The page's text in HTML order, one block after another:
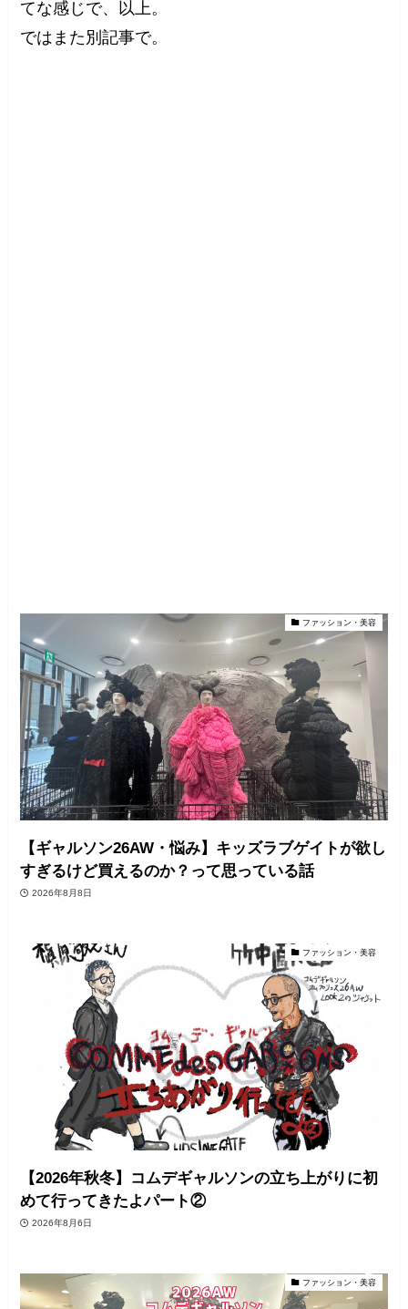
てな感じで、以上。
ではまた別記事で。
ファッション・美容
【ギャルソン26AW・悩み】キッズラブゲイトが欲し
すぎるけど買えるのか？って思っている話
2026年8月8日
ファッション・美容
【2026年秋冬】コムデギャルソンの立ち上がりに初
めて行ってきたよパート②
2026年8月6日
ファッション・美容